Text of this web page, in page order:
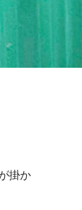
掛か